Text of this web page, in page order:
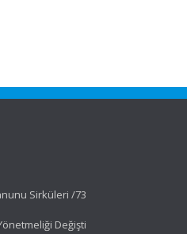
Sirküleri /73
Değişti